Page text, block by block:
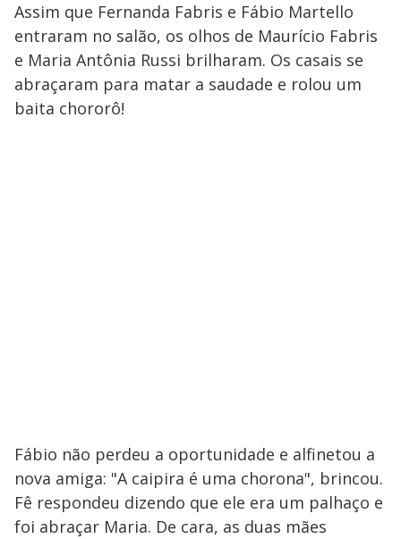
Assim que Fernanda Fabris e Fábio Martello
entraram no salão, os olhos de Maurício Fabris
e Maria Antônia Russi brilharam. Os casais se
abraçaram para matar a saudade e rolou um
baita chororô!
Fábio não perdeu a oportunidade e alfinetou a
nova amiga: "A caipira é uma chorona", brincou.
Fê respondeu dizendo que ele era um palhaço e
foi abraçar Maria. De cara, as duas mães